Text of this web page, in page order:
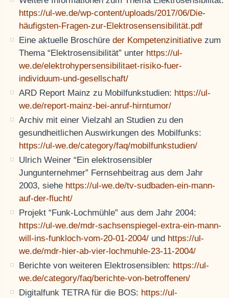
https://ul-we.de/wp-content/uploads/2017/06/Die-
häufigsten-Fragen-zur-Elektrosensensibilität.pdf
Eine aktuelle Broschüreder Kompetenzinitiative zum
Thema “Elektrosensibilität” unter https://ul-
we.de/elektrohypersensibilitaet-risiko-fuer-
individuum-und-gesellschaft/
ARD Report Mainz zu Mobilfunkstudien: https://ul-
we.de/report-mainz-bei-anruf-hirntumor/
Archiv mit einer Vielzahl an Studien zu den
gesundheitlichen Auswirkungen des Mobilfunks:
https://ul-we.de/category/faq/mobilfunkstudien/
Ulrich Weiner “Ein elektrosensibler
Jungunternehmer” Fernsehbeitrag aus dem Jahr
2003, siehe https://ul-we.de/tv-sudbaden-ein-mann-
auf-der-flucht/
Projekt “Funk-Lochmühle” aus dem Jahr 2004:
https://ul-we.de/mdr-sachsenspiegel-extra-ein-mann-
will-ins-funkloch-vom-20-01-2004/ und https://ul-
we.de/mdr-hier-ab-vier-lochmuhle-23-11-2004/
Berichte von weiteren Elektrosensiblen: https://ul-
we.de/category/faq/berichte-von-betroffenen/
Digitalfunk TETRA für die BOS: https://ul-